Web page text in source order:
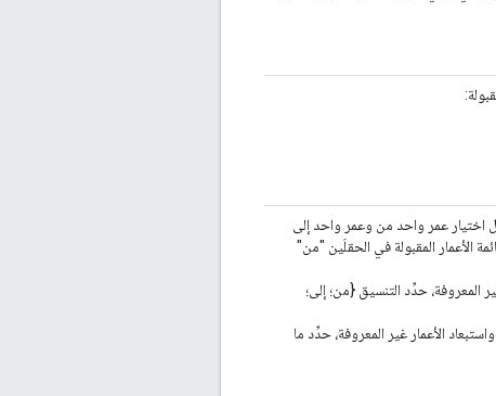
عمر واحد من وعمر واحد إلى
الأعمار المقبولة في الحقلَين "من"
55 عامًا وتضمين الأعمار غير المعروفة، حدِّد التنسيق {من؛ إلى؛
الذين تزيد أعمارهم عن 35 عامًا فقط واستبعاد الأعمار غير المعروفة، حدِّد ما